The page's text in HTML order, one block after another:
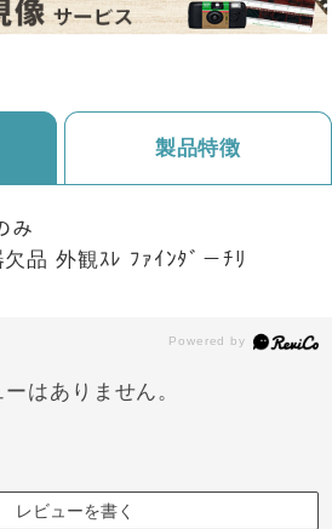
製品特徴
み
品 外観ｽﾚ ﾌｧｲﾝﾀﾞ－ﾁﾘ
ーはありません。
レビューを書く